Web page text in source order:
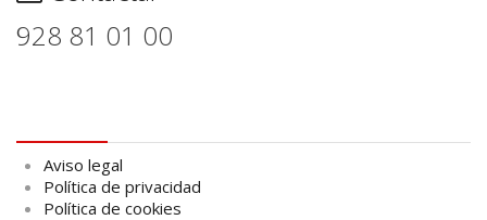
928 81 01 00
Aviso legal
Política de privacidad
Política de cookies